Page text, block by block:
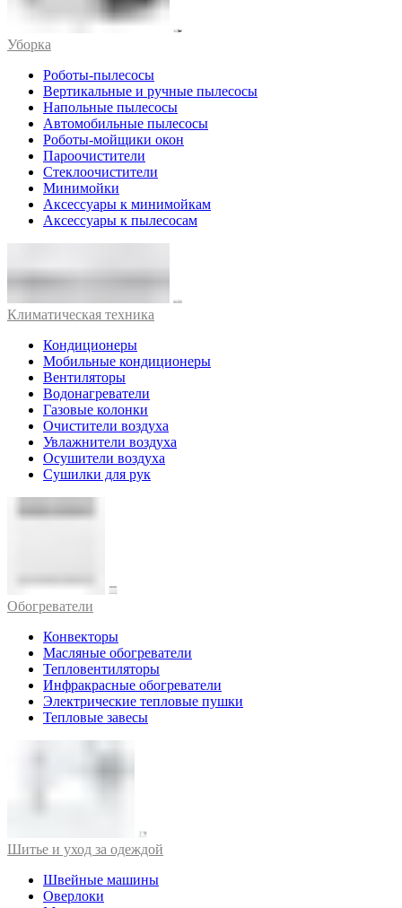
Уборка
Роботы-пылесосы
Вертикальные и ручные пылесосы
Напольные пылесосы
Автомобильные пылесосы
Роботы-мойщики окон
Пароочистители
Стеклоочистители
Минимойки
Аксессуары к минимойкам
Аксессуары к пылесосам
Климатическая техника
Кондиционеры
Мобильные кондиционеры
Вентиляторы
Водонагреватели
Газовые колонки
Очистители воздуха
Увлажнители воздуха
Осушители воздуха
Сушилки для рук
Обогреватели
Конвекторы
Масляные обогреватели
Тепловентиляторы
Инфракрасные обогреватели
Электрические тепловые пушки
Тепловые завесы
Шитье и уход за одеждой
Швейные машины
Оверлоки